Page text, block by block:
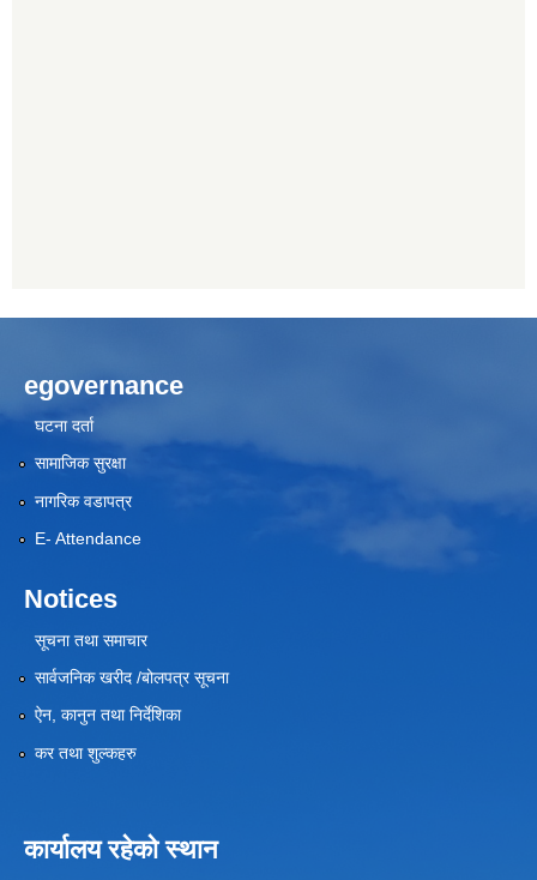
egovernance
घटना दर्ता
सामाजिक सुरक्षा
नागरिक वडापत्र
E- Attendance
Notices
सूचना तथा समाचार
सार्वजनिक खरीद /बोलपत्र सूचना
ऐन, कानुन तथा निर्देशिका
कर तथा शुल्कहरु
कार्यालय रहेको स्थान